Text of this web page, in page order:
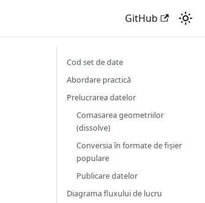
GitHub
Cod set de date
Abordare practică
Prelucrarea datelor
Comasarea geometriilor
(dissolve)
Conversia în formate de fișier
populare
Publicare datelor
Diagrama fluxului de lucru